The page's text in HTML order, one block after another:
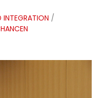
INTEGRATION /